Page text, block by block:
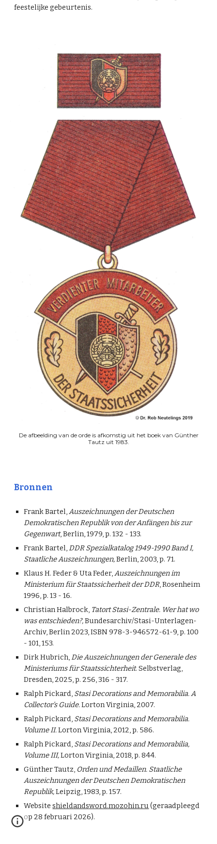
feestelijke gebeurtenis.
De afbeelding van de orde is afkomstig uit het boek van Günther
Tautz uit 1983.
Bronnen
Frank Bartel,Auszeichnungen der Deutschen
Demokratischen Republik von der Anfängen bis zur
Gegenwart, Berlin, 1979, p. 132 - 133.
Frank Bartel,DDR Spezialkatalog 1949-1990 Band I,
Staatliche Auszeichnungen,Berlin, 2003, p. 71.
Klaus H. Feder & Uta Feder,Auszeichnungen im
Ministerium für Staatssicherheit der DDR, Rosenheim
1996, p. 13 - 16.
Christian Halbrock, Tatort Stasi-Zentrale. Wer hat wo
was entschieden?,Bundesarchiv/Stasi-Unterlagen-
Archiv, Berlin 2023, ISBN 978-3-946572-61-9, p. 100
- 101, 153.
Dirk Hubrich,Die Auszeichnungen der Generale des
Ministeriums für Staatssichterheit. Selbstverlag,
Dresden, 2025, p. 256, 316 - 317.
Ralph Pickard, Stasi Decorations and Memorabilia. A
Collector's Guide.Lorton Virginia, 2007.
Ralph Pickard, Stasi Decorations and Memorabilia.
Volume II.Lorton Virginia, 2012, p. 586.
Ralph Pickard, Stasi Decorations and Memorabilia,
Volume III,Lorton Virginia, 2018, p. 844.
Günther Tautz, Orden und Medaillen. Staatliche
Auszeichnungen der Deutschen Demokratischen
Republik,Leipzig, 1983, p. 157.
Websiteshieldandsword.mozohin.ru(geraadpleegd
op 28 februari 2026).